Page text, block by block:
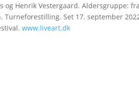
og Henrik Vestergaard. Aldersgruppe:
Turneforestilling. Set 17. september
www.liveart.dk